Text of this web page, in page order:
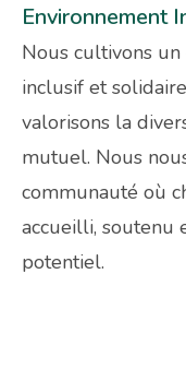
Environnement
Nous cultivons un
inclusif et
valorisons la
mutuel. Nous
communauté où
accueilli, soutenu
potentiel.